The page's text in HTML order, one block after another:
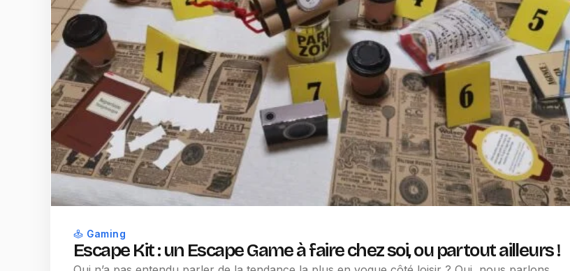
Gaming
Escape Kit : un Escape Game à faire chez soi, ou partout ailleurs !